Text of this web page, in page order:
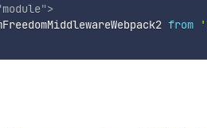
module">
from